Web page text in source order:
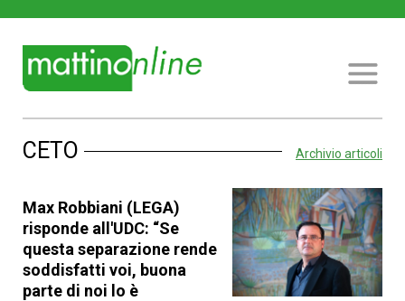
CETO Archivio articoli
Max Robbiani (LEGA)
risponde all'UDC: “Se
questa separazione rende
soddisfatti voi, buona
parte di noi lo è